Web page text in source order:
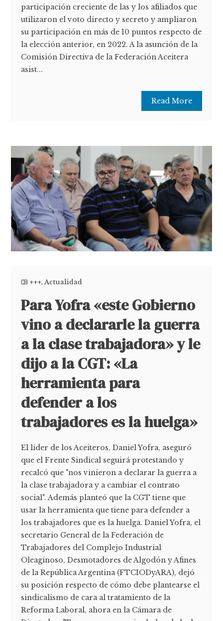
participación creciente de las y los afiliados que
utilizaron el voto directo y secreto y ampliaron
su participación en más de 10 puntos respecto de
la elección anterior, en 2022. A la asunción de la
Comisión Directiva de la Federación Aceitera
asist...
Read More
+++,Actualidad
Para Yofra «este Gobierno
vino a declararle la guerra
a la clase trabajadora» y le
dijo a la CGT: «La
herramienta para
defender a los
trabajadores es la huelga»
El líder de los Aceiteros, Daniel Yofra, aseguró
que el Frente Sindical seguirá protestando y
recalcó que "nos vinieron a declarar la guerra a
la clase trabajadora y a cambiar el contrato
social". Además planteó que la CGT tiene que
usar la herramienta que tiene para defender a
los trabajadores que es la huelga. Daniel Yofra, el
secretario General de la Federación de
Trabajadores del Complejo Industrial
Oleaginoso, Desmotadores de Algodón y Afines
de la República Argentina (FTCIODyARA), dejó
su posición respecto de cómo debe plantearse el
sindicalismo de cara al tratamiento de la
Reforma Laboral, ahora en la Cámara de